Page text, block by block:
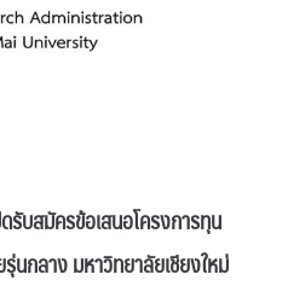
รับสมัครข้อเสนอโครงการทุน
กลาง มหาวิทยาลัยเชียงใหม่